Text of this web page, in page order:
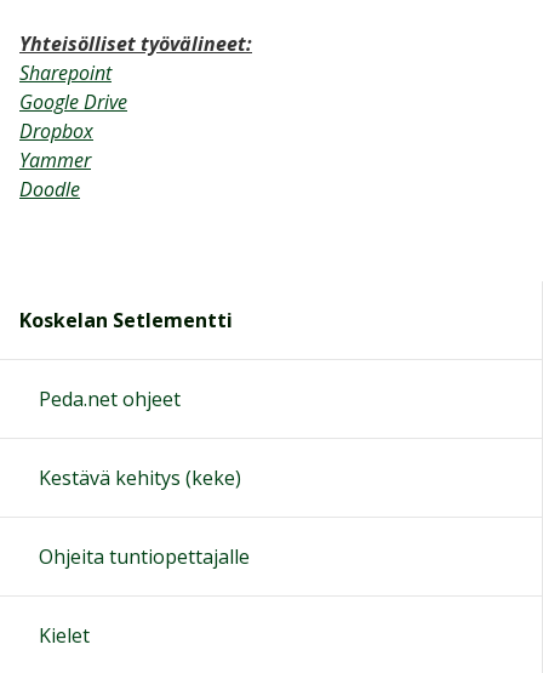
Yhteisölliset työvälineet:
Sharepoint
Google Drive
Dropbox
Yammer
Doodle
Koskelan Setlementti
Peda.net ohjeet
Kestävä kehitys (keke)
Ohjeita tuntiopettajalle
Kielet